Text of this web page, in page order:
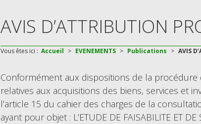
AVIS D’ATTRIBUTION
Vous êtes ici : Accueil > EVENEMENTS > Publications > AVIS
Conformément aux dispositions de la procédure
relatives aux acquisitions des biens, services et
l’article 15 du cahier des charges de la
ayant pour objet : L’ETUDE DE FAISABILITE ET